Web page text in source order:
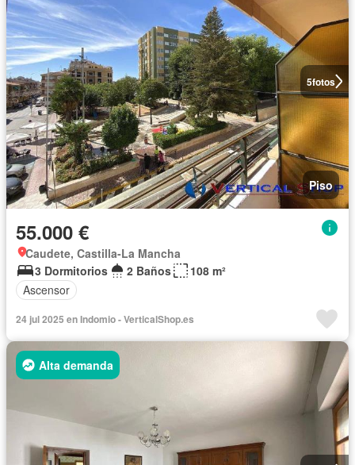
5fotos
Piso
55.000 €
Caudete, Castilla-La Mancha
3 Dormitorios
2 Baños
108 m²
Ascensor
24 jul 2025 en Indomio - VerticalShop.es
Alta demanda